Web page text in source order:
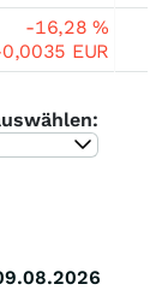
-16,28%
EUR